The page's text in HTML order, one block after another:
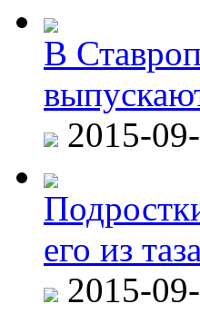
В
2015-
его из таза
2015-